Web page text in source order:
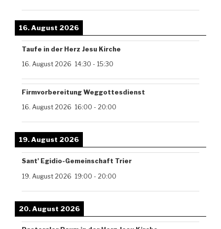
16. August 2026
Taufe in der Herz Jesu Kirche
16. August 2026 14:30 - 15:30
Firmvorbereitung Weggottesdienst
16. August 2026 16:00 - 20:00
19. August 2026
Sant' Egidio-Gemeinschaft Trier
19. August 2026 19:00 - 20:00
20. August 2026